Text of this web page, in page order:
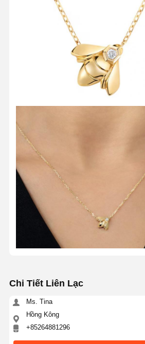
Chiếc vòng tay kim cương 14K
Chiếc nhẫn vàng 14 carat
Chiếc vòng tay bằng vàng 14CT
Chiếc vòng cổ bằng vàng 14K
Chi Tiết Liên Lạc
Ms. Tina
Hồng Kông
+85264881296